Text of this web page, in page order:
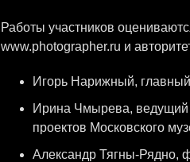
Работы участников
www.photographer.ru и
Игорь Нарижный,
Ирина Чмырева, ведущий
проектов Московского
Александр Тягны-Рядно,